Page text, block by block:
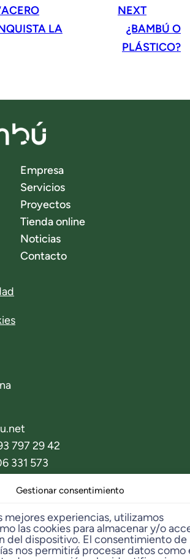
Gestionar consentimiento
mejores experiencias, utilizamos
las cookies para almacenar y/o
del dispositivo. El consentimiento de
nos permitirá procesar datos como
LA
NEXT
¿BAMBÚ O
PLÁSTICO?
Empresa
Servicios
Proyectos
Tienda online
Noticias
Contacto
797 29 42
331 573